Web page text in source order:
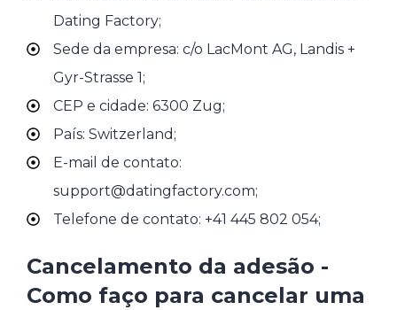
Dating Factory;
Sede da empresa: c/o LacMont AG, Landis +
Gyr-Strasse 1;
CEP e cidade: 6300 Zug;
País: Switzerland;
E-mail de contato:
support@datingfactory.com;
Telefone de contato: +41 445 802 054;
Cancelamento da adesão -
Como faço para cancelar uma